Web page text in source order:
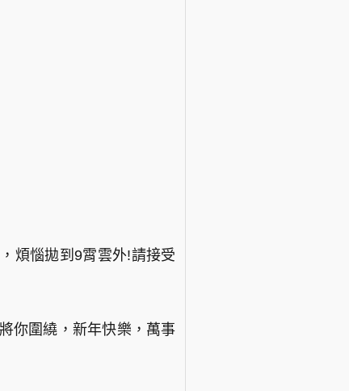
煩惱拋到9霄雲外!請接受
你圍繞，新年快樂，萬事